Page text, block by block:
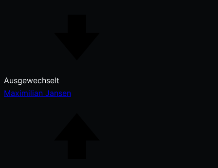
Ausgewechselt
Maximilian Jansen